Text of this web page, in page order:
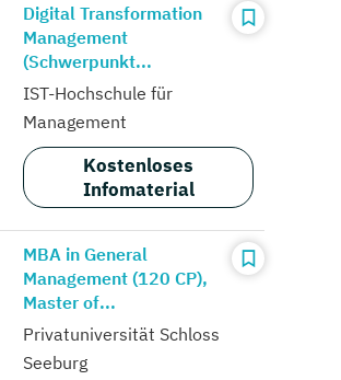
Digital Transformation
Management
(Schwerpunkt...
IST-Hochschule für
Management
Kostenloses
Infomaterial
MBA in General
Management (120 CP),
Master of...
Privatuniversität Schloss
Seeburg